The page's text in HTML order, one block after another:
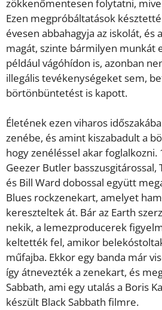
zökkenőmentesen folytatni,
Ezen megpróbáltatások
évesen abbahagyja az iskolát, és
magát, szinte bármilyen munkát
például vágóhídon is, azonban
illegális tevékenységeket sem,
börtönbüntetést is kapott.
Életének ezen viharos
zenébe, és amint kiszabadult a
hogy zenéléssel akar foglalkozni.
Geezer Butler
és Bill Ward dobossal együtt
Blues rockzenekart, amelyet
kereszteltek át. Bár az Earth
nekik, a lemezproducerek
keltették fel, amikor
műfajba. Ekkor egy banda már
így átnevezték a zenekart, és
Sabbath, ami egy utalás a Boris
készült Black Sabbath filmre.